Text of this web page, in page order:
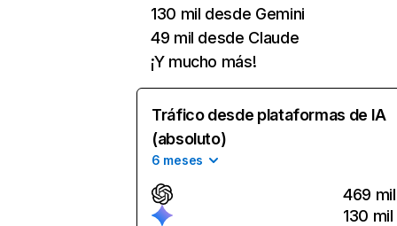
130 mil desde Gemini
49 mil desde Claude
¡Y mucho más!
Tráfico desde plataformas de IA
(absoluto)
6 meses
469 mil
130 mil